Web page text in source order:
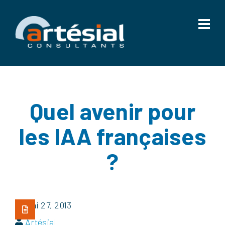
Quel avenir pour
les IAA françaises
?
Mai 27, 2013
Artésial